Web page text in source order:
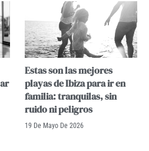
Estas son las mejores
playas de Ibiza para ir en
familia: tranquilas, sin
ruido ni peligros
19 De Mayo De 2026